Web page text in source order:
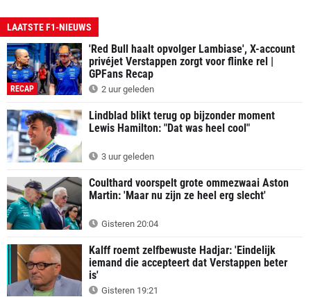
LAATSTE F1-NIEUWS
RECAP
'Red Bull haalt opvolger Lambiase', X-account
privéjet Verstappen zorgt voor flinke rel |
GPFans Recap
2 uur geleden
Lindblad blikt terug op bijzonder moment
Lewis Hamilton: "Dat was heel cool"
3 uur geleden
Coulthard voorspelt grote ommezwaai Aston
Martin: 'Maar nu zijn ze heel erg slecht'
Gisteren 20:04
Kalff roemt zelfbewuste Hadjar: 'Eindelijk
iemand die accepteert dat Verstappen beter
is'
Gisteren 19:21